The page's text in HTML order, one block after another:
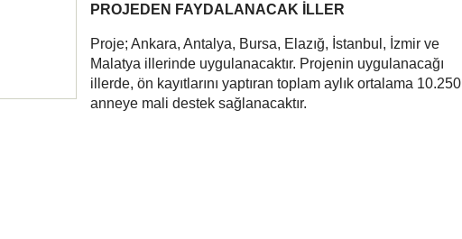
PROJEDEN FAYDALANACAK İLLER
Proje; Ankara, Antalya, Bursa, Elazığ, İstanbul, İzmir ve
Malatya illerinde uygulanacaktır. Projenin uygulanacağı
illerde, ön kayıtlarını yaptıran toplam aylık ortalama 10.250
anneye mali destek sağlanacaktır.